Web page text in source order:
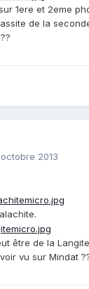
1ere et 2eme
de la
octobre 2013
être de la
vu sur Mindat